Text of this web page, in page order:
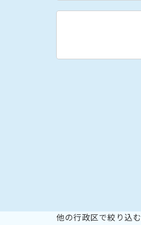
他の行政区で絞り込む